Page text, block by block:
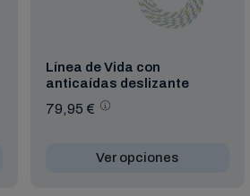
Línea de Vida con
anticaídas deslizante
79,95 €
Ver opciones